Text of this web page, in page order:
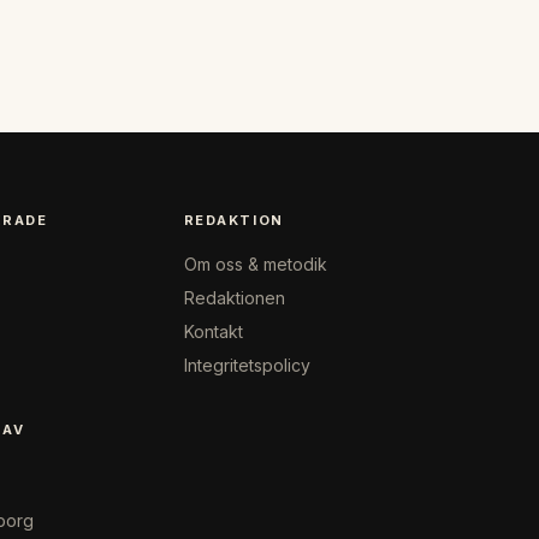
REDAKTION
Om oss & metodik
Redaktionen
Kontakt
Integritetspolicy